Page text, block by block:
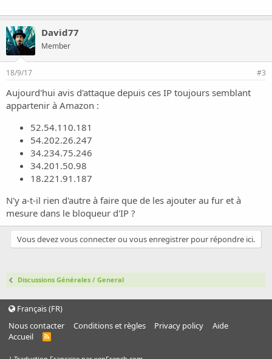
David77
Member
18/9/17 #3
Aujourd'hui avis d'attaque depuis ces IP toujours semblant
appartenir à Amazon :
52.54.110.181
54.202.26.247
34.234.75.246
34.201.50.98
18.221.91.187
N'y a-t-il rien d'autre à faire que de les ajouter au fur et à
mesure dans le bloqueur d'IP ?
Vous devez vous connecter ou vous enregistrer pour répondre ici.
Discussions Générales / General
Français (FR)
Nous contacter
Conditions et règles Privacy policy
Aide
Accueil
R